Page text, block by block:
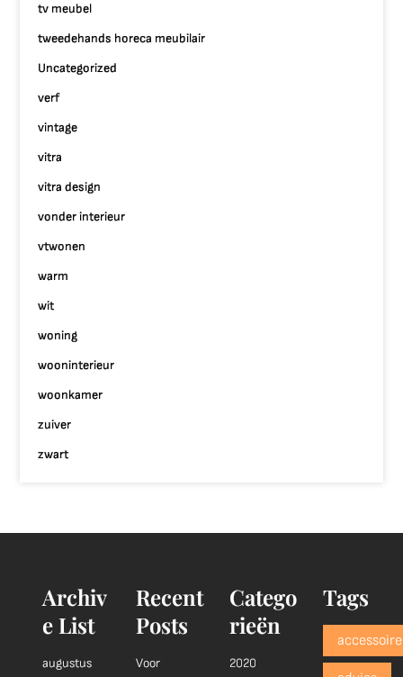
tv meubel
tweedehands horeca meubilair
Uncategorized
verf
vintage
vitra
vitra design
vonder interieur
vtwonen
warm
wit
woning
wooninterieur
woonkamer
zuiver
zwart
Archiv
e List
augustus
Recent
Posts
Voor
Catego
rieën
2020
Tags